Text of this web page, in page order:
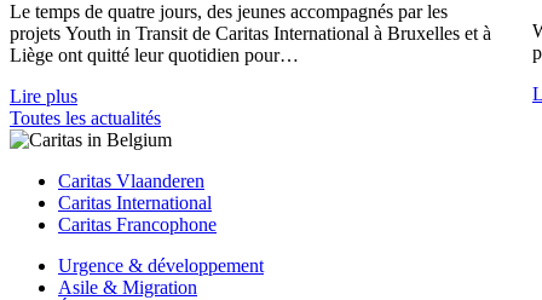
Le temps de quatre jours, des jeunes accompagnés par les
projets Youth in Transit de Caritas International à Bruxelles et à
Liège ont quitté leur quotidien pour…
Lire plus
Toutes les actualités
Caritas Vlaanderen
Caritas International
Caritas Francophone
Urgence & développement
Asile & Migration